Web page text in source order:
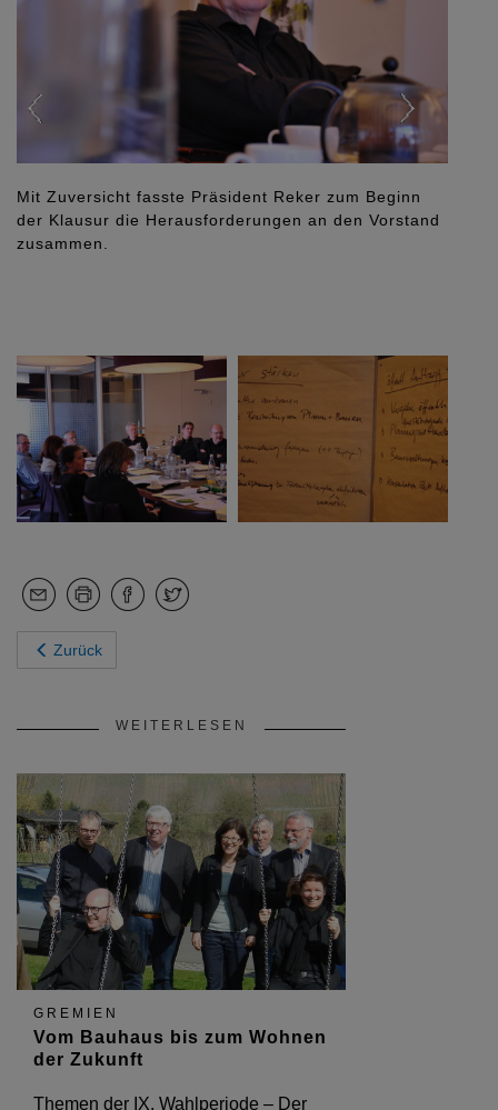
Mit Zuversicht fasste Präsident Reker zum Beginn
der Klausur die Herausforderungen an den Vorstand
zusammen.
Zurück
WEITERLESEN
GREMIEN
Vom Bauhaus bis zum Wohnen
der Zukunft
Themen der IX. Wahlperiode – Der